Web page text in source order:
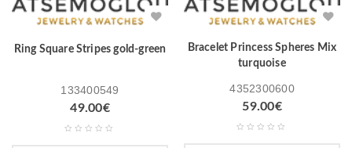
Ring Square Stripes gold-green
133400549
49.00€
Bracelet Princess Spheres Mix
turquoise
4352300600
59.00€